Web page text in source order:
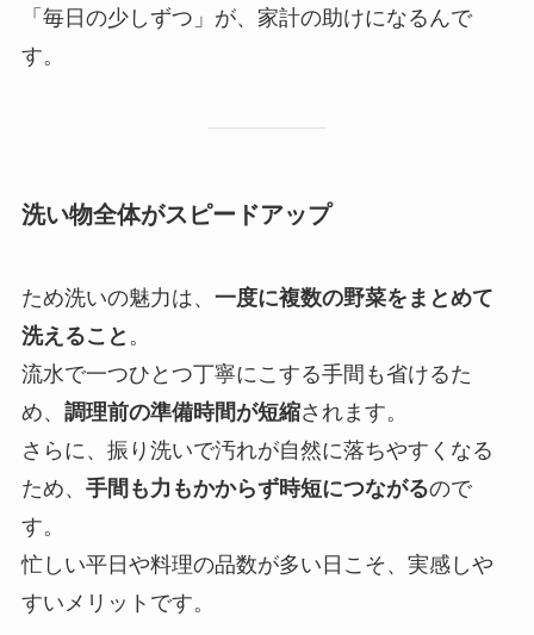
「毎日の少しずつ」が、家計の助けになるんで
す。
洗い物全体がスピードアップ
ため洗いの魅力は、 一度に複数の野菜をまとめて
洗えること 。
流水で一つひとつ丁寧にこする手間も省けるた
め、 調理前の準備時間が短縮されます。
さらに、振り洗いで汚れが自然に落ちやすくなる
ため、 手間も力もかからず時短につながるので
す。
忙しい平日や料理の品数が多い日こそ、実感しや
すいメリットです。